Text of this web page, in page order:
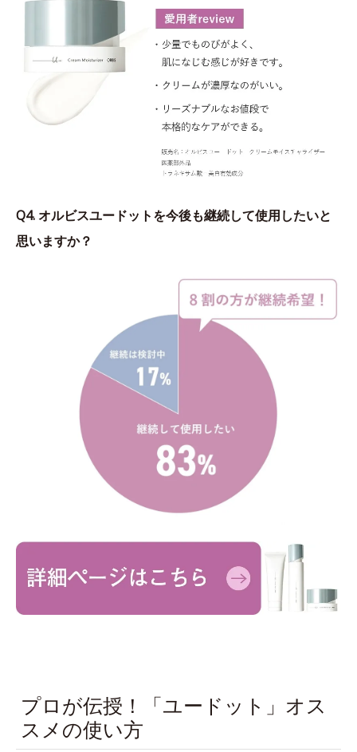
Q4. オルビスユードットを今後も継続して使用したいと
思いますか？
プロが伝授！「ユードット」オス
スメの使い方